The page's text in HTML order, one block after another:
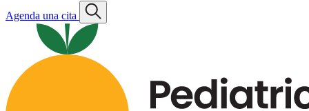
Agenda una cita